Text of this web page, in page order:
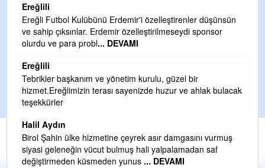
Ereğlili
Ereğli Futbol Kulübünü Erdemir'i özelleştirenler düşünsün
ve sahip çıksınlar. Erdemir özelleştirilmeseydi sponsor
olurdu ve para probl... DEVAMI
Ereğlili
Tebrikler başkanım ve yönetim kurulu, güzel bir
hizmet.Ereğlimizin terası sayenizde huzur ve ahlak bulacak
teşekkürler
Halil Aydın
Birol Şahin ülke hizmetine çeyrek asır damgasını vurmuş
siyasi geleneğin vücut bulmuş hali yalpalamadan saf
değiştirmeden küsmeden yunus ... DEVAMI